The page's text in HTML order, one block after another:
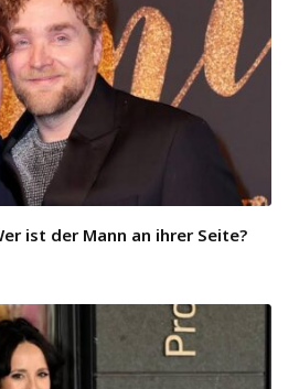
ist der Mann an ihrer Seite?